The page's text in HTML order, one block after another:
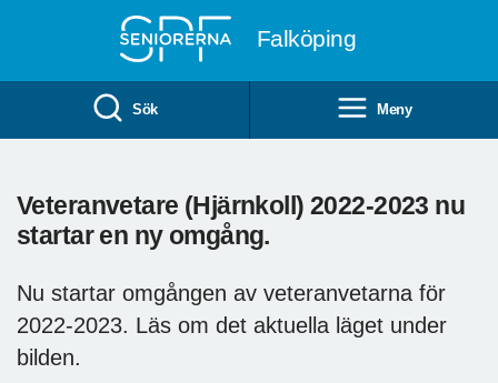
Falköping
Sök Meny
Veteranvetare (Hjärnkoll) 2022-2023 nu
startar en ny omgång.
Nu startar omgången av veteranvetarna för
2022-2023. Läs om det aktuella läget under
bilden.